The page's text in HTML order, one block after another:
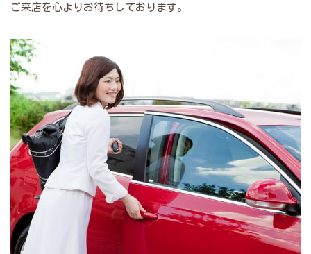
ご来店を心よりお待ちしております。